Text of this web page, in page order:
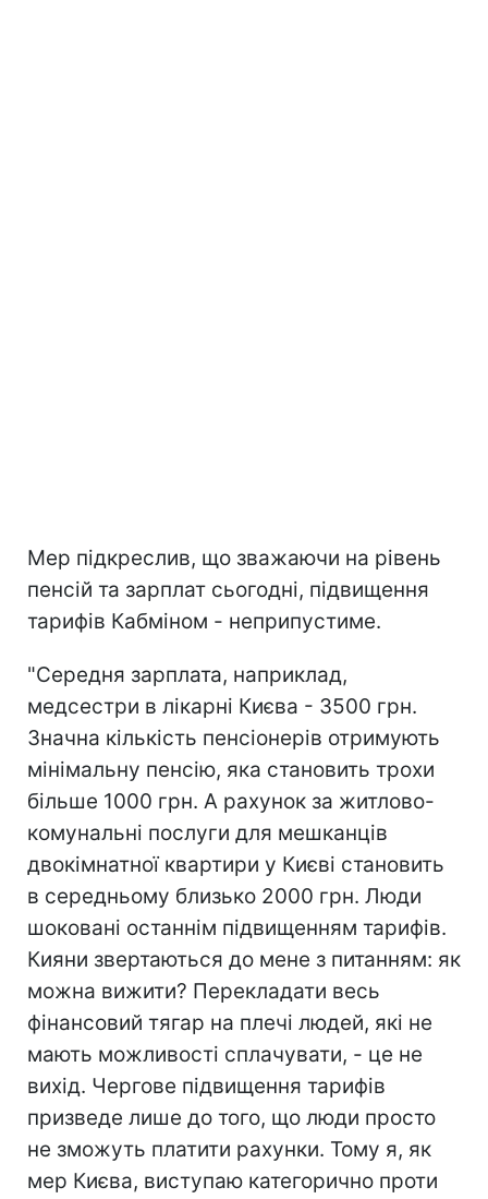
Мер підкреслив, що зважаючи на рівень
пенсій та зарплат сьогодні, підвищення
тарифів Кабміном - неприпустиме.
"Середня зарплата, наприклад,
медсестри в лікарні Києва - 3500 грн.
Значна кількість пенсіонерів отримують
мінімальну пенсію, яка становить трохи
більше 1000 грн. А рахунок за житлово-
комунальні послуги для мешканців
двокімнатної квартири у Києві становить
в середньому близько 2000 грн. Люди
шоковані останнім підвищенням тарифів.
Кияни звертаються до мене з питанням: як
можна вижити? Перекладати весь
фінансовий тягар на плечі людей, які не
мають можливості сплачувати, - це не
вихід. Чергове підвищення тарифів
призведе лише до того, що люди просто
не зможуть платити рахунки. Тому я, як
мер Києва, виступаю категорично проти